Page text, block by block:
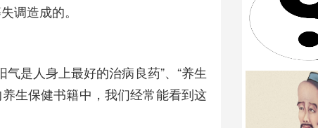
调造成的。
是人身上最好的治病良药”、“养生
生保健书籍中，我们经常能看到这